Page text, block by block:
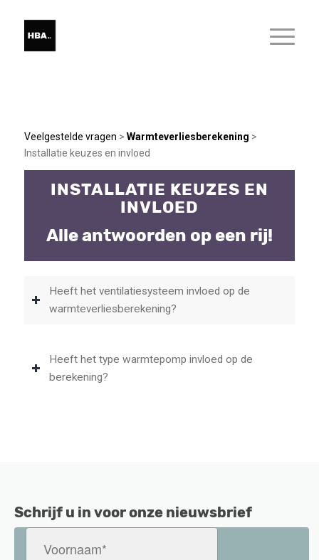
Veelgestelde vragen > Warmteverliesberekening >
Installatie keuzes en invloed
INSTALLATIE KEUZES EN
INVLOED
Alle antwoorden op een rij!
Heeft het ventilatiesysteem invloed op de
warmteverliesberekening?
Heeft het type warmtepomp invloed op de
berekening?
Schrijf u in voor onze nieuwsbrief
(Vereist)